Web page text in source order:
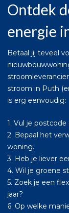
Ontdek
energie
Betaal jij teveel
stroom in Puth
is erg eenvoudig:
1. Vul je
2. Bepaal het
woning.
3. Heb je liever
4. Wil je groene
5. Zoek je een
jaar?
6. Op welke